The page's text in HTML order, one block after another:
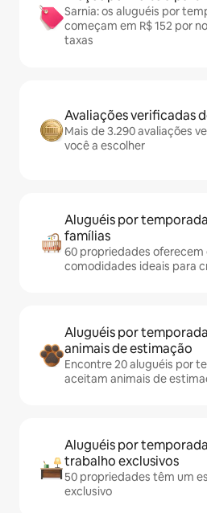
Sarnia: os aluguéis por
começam em R$ 152 por
taxas
Avaliações verificadas
Mais de 3.290 avaliações
você a escolher
Aluguéis por
famílias
60 propriedades oferecem
comodidades ideais para
Aluguéis por
animais de estimação
Encontre 20 aluguéis por
aceitam animais de
Aluguéis por
trabalho exclusivos
50 propriedades têm um
exclusivo